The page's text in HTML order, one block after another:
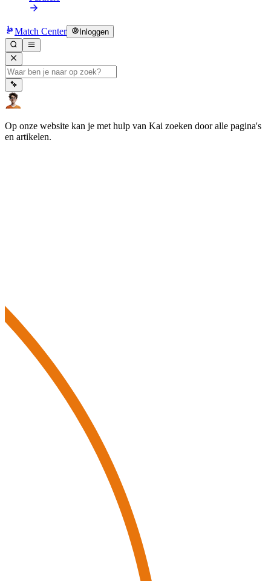
Match Center Inloggen
Op onze website kan je met hulp van Kai zoeken door alle pagina's
en artikelen.